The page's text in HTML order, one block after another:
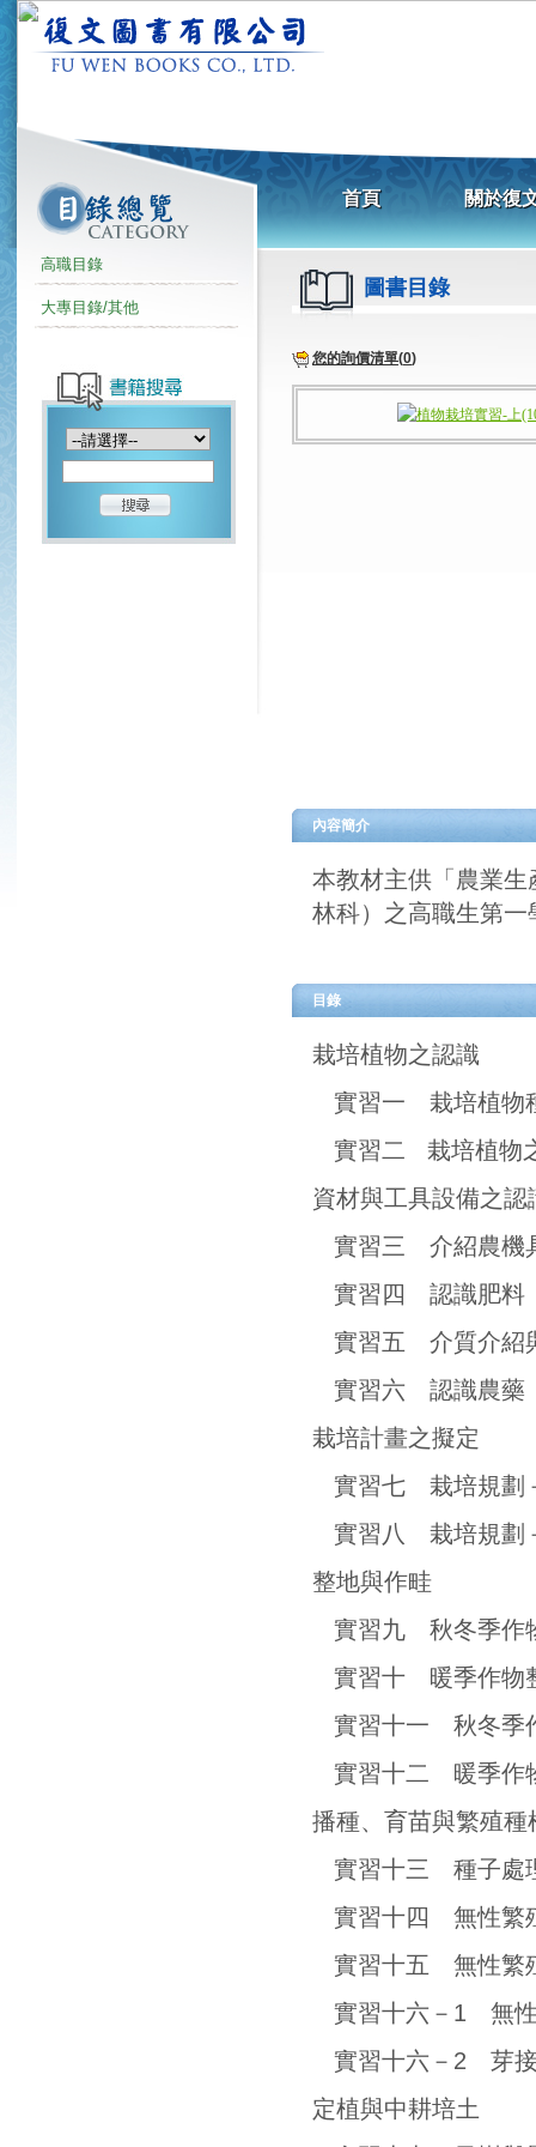
高職目錄
栽培植物之認識
實習一 栽培植物種
實習二 栽培植物
實習三 介紹農機
實習四 認識肥料
實習五 介質介紹
實習六 認識農藥
栽培計畫之擬定
實習七 栽培規劃
實習八 栽培規劃
整地與作畦
實習九 秋冬季作
實習十 暖季作物
實習十一 秋冬季
實習十二 暖季作
播種、育苗與繁殖種
實習十三 種子處
實習十四 無性繁
實習十五 無性繁
實習十六－1 無性
實習十六－2 芽
定植與中耕培土
實習十七 果樹與
實習十八 園地培
圖書目錄下載
價錢請以實際情